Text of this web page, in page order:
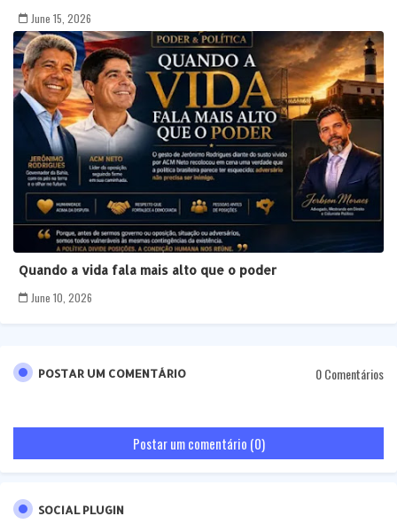
June 15, 2026
Quando a vida fala mais alto que o poder
June 10, 2026
POSTAR UM COMENTÁRIO 0 Comentários
Postar um comentário (0)
SOCIAL PLUGIN